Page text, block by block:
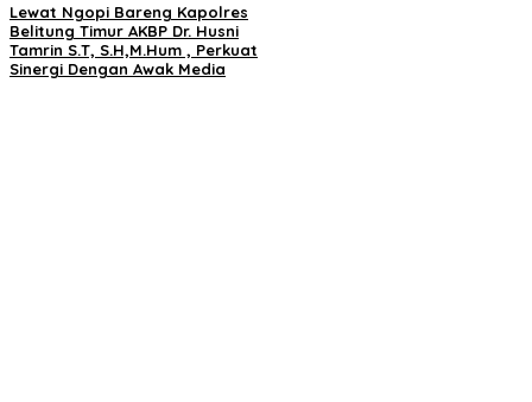
Lewat Ngopi Bareng Kapolres
Belitung Timur AKBP Dr. Husni
Tamrin S.T, S.H,M.Hum , Perkuat
Sinergi Dengan Awak Media